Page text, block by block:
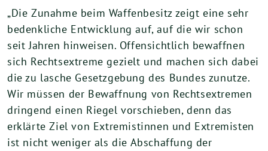
„Die Zunahme beim Waffenbesitz zeigt eine sehr
bedenkliche Entwicklung auf, auf die wir schon
seit Jahren hinweisen. Offensichtlich bewaffnen
sich Rechtsextreme gezielt und machen sich dabei
die zu lasche Gesetzgebung des Bundes zunutze.
Wir müssen der Bewaffnung von Rechtsextremen
dringend einen Riegel vorschieben, denn das
erklärte Ziel von Extremistinnen und Extremisten
ist nicht weniger als die Abschaffung der